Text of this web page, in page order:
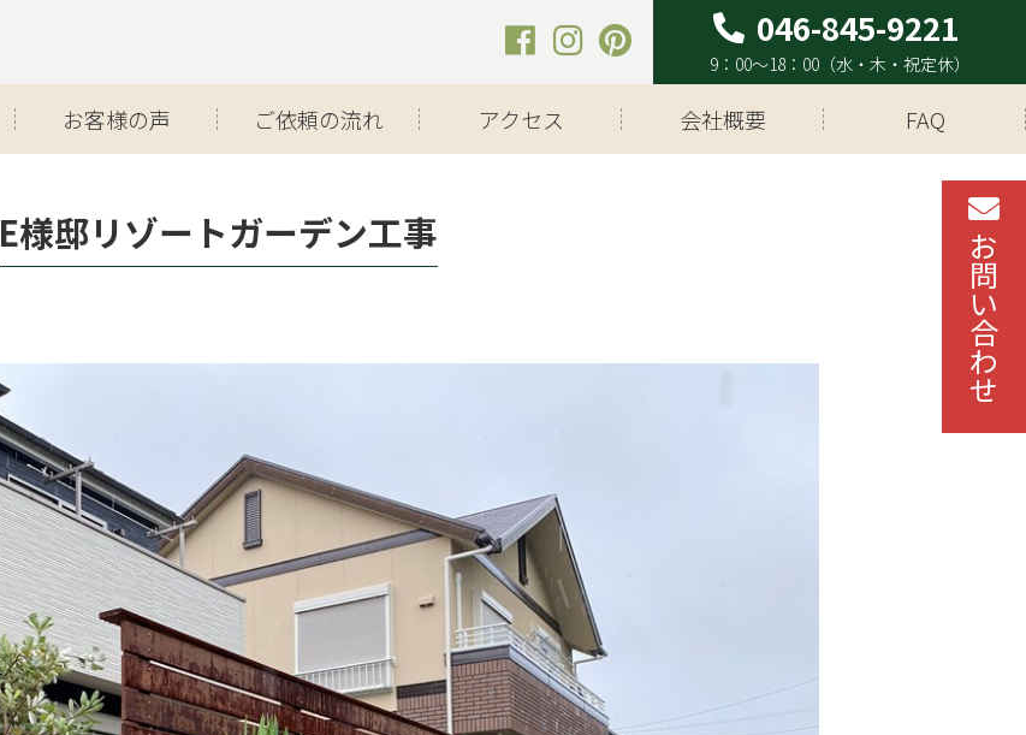
9：00～18：00（水・木・祝定休）
お客様の声 ご依頼の流れ アクセス 会社概要 FAQ
E様邸リゾートガーデン工事